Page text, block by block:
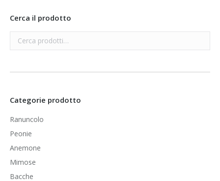
Cerca il prodotto
Categorie prodotto
Ranuncolo
Peonie
Anemone
Mimose
Bacche